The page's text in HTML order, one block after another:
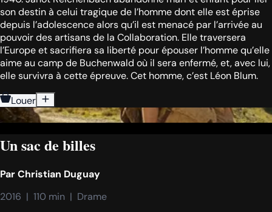
son destin à celui tragique de l’homme dont elle est éprise
depuis l’adolescence alors qu’il est menacé par l’arrivée au
pouvoir des artisans de la Collaboration. Elle traversera
l’Europe et sacrifiera sa liberté pour épouser l’homme qu’elle
aime au camp de Buchenwald où il sera enfermé, et, avec lui,
elle survivra à cette épreuve. Cet homme, c’est Léon Blum.
Louer
Un sac de billes
ParChristian Duguay
2016  |  110 min  |  Drame